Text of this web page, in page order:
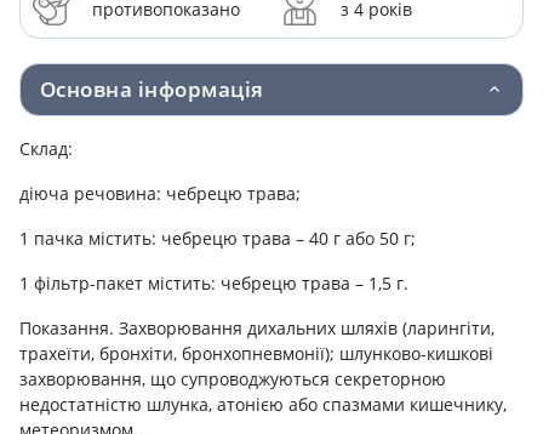
противопоказано з 4 років
Основна інформація
Склад:
діюча речовина: чебрецю трава;
1 пачка містить: чебрецю трава – 40 г або 50 г;
1 фільтр-пакет містить: чебрецю трава – 1,5 г.
Показання. Захворювання дихальних шляхів (ларингіти,
трахеїти, бронхіти, бронхопневмонії); шлунково-кишкові
захворювання, що супроводжуються секреторною
недостатністю шлунка, атонією або спазмами кишечнику,